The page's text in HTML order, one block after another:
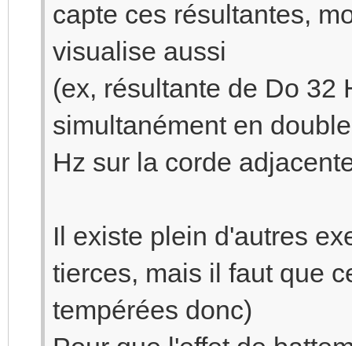
capte ces résultantes,
visualise aussi
(ex, résultante de Do 32
simultanément en
Hz sur la corde
Il existe plein d'autres
tierces, mais il faut que
tempérées donc)